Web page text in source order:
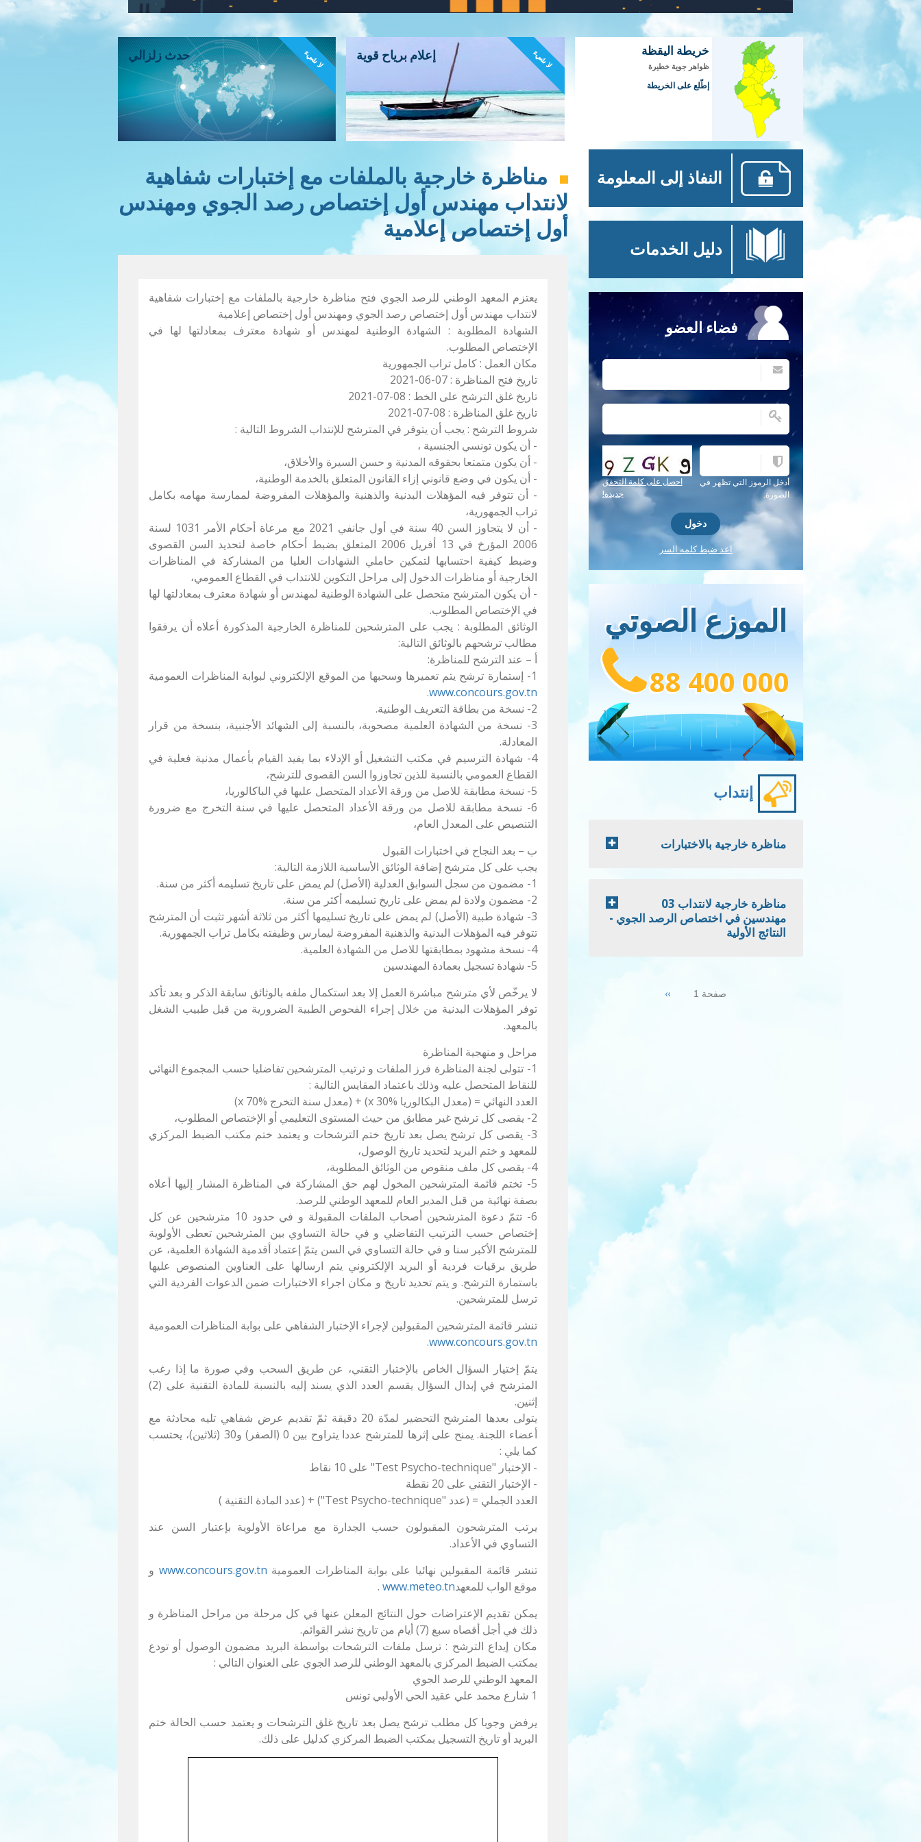
خريطة اليقظة
ظواهر جوية خطيرة
إطّلع على الخريطة
إعلام برياح قوية لا شيء حدث زلزالي لا شيء
مناظرة خارجية بالملفات مع إختبارات شفاهية
لانتداب مهندس أول إختصاص رصد الجوي ومهندس
أول إختصاص إعلامية
يعتزم المعهد الوطني للرصد الجوي فتح مناظرة خارجية بالملفات مع إختبارات شفاهية
لانتداب مهندس أول إختصاص رصد الجوي ومهندس أول إختصاص إعلامية
الشهادة المطلوبة : الشهادة الوطنية لمهندس أو شهادة معترف بمعادلتها لها في
الإختصاص المطلوب.
مكان العمل : كامل تراب الجمهورية
تاريخ فتح المناظرة : 07-06-2021
تاريخ غلق الترشح على الخط : 08-07-2021
تاريخ غلق المناظرة : 08-07-2021
شروط الترشح : يجب أن يتوفر في المترشح للإنتداب الشروط التالية :
- أن يكون تونسي الجنسية ،
- أن يكون متمتعا بحقوقه المدنية و حسن السيرة والأخلاق،
- أن يكون في وضع قانوني إزاء القانون المتعلق بالخدمة الوطنية،
- أن تتوفر فيه المؤهلات البدنية والذهنية والمؤهلات المفروضة لممارسة مهامه بكامل
تراب الجمهورية،
- أن لا يتجاوز السن 40 سنة في أول جانفي 2021 مع مرعاة أحكام الأمر 1031 لسنة
2006 المؤرخ في 13 أفريل 2006 المتعلق بضبط أحكام خاصة لتحديد السن القصوى
وضبط كيفية احتسابها لتمكين حاملي الشهادات العليا من المشاركة في المناظرات
الخارجية أو مناظرات الدخول إلى مراحل التكوين للانتداب في القطاع العمومي،
- أن يكون المترشح متحصل على الشهادة الوطنية لمهندس أو شهادة معترف بمعادلتها لها
في الإختصاص المطلوب.
الوثائق المطلوبة : يجب على المترشحين للمناظرة الخارجية المذكورة أعلاه أن يرفقوا
مطالب ترشحهم بالوثائق التالية:
أ – عند الترشح للمناظرة:
1- إستمارة ترشح يتم تعميرها وسحبها من الموقع الإلكتروني لبوابة المناظرات العمومية
www.concours.gov.tn
.
2- نسخة من بطاقة التعريف الوطنية.
3- نسخة من الشهادة العلمية مصحوبة، بالنسبة إلى الشهائد الأجنبية، بنسخة من قرار
المعادلة.
4- شهادة الترسيم في مكتب التشغيل أو الإدلاء بما يفيد القيام بأعمال مدنية فعلية في
القطاع العمومي بالنسبة للذين تجاوزوا السن القصوى للترشح،
5- نسخة مطابقة للاصل من ورقة الأعداد المتحصل عليها في الباكالوريا،
6- نسخة مطابقة للاصل من ورقة الأعداد المتحصل عليها في سنة التخرج مع ضرورة
التنصيص على المعدل العام،
ب – بعد النجاح في اختبارات القبول
يجب على كل مترشح إضافة الوثائق الأساسية اللازمة التالية:
1- مضمون من سجل السوابق العدلية (الأصل) لم يمض على تاريخ تسليمه أكثر من سنة.
2- مضمون ولادة لم يمض على تاريخ تسليمه أكثر من سنة.
3- شهادة طبية (الأصل) لم يمض على تاريخ تسليمها أكثر من ثلاثة أشهر تثبت أن المترشح
تتوفر فيه المؤهلات البدنية والذهنية المفروضة ليمارس وظيفته بكامل تراب الجمهورية.
4- نسخة مشهود بمطابقتها للاصل من الشهادة العلمية.
5- شهادة تسجيل بعمادة المهندسين
لا يرخّص لأي مترشح مباشرة العمل إلا بعد استكمال ملفه بالوثائق سابقة الذكر و بعد تأكد
توفر المؤهلات البدنية من خلال إجراء الفحوص الطبية الضرورية من قبل طبيب الشغل
بالمعهد.
مراحل و منهجية المناظرة
1- تتولى لجنة المناظرة فرز الملفات و ترتيب المترشحين تفاضليا حسب المجموع النهائي
للنقاط المتحصل عليه وذلك باعتماد المقايس التالية :
العدد النهائي = (معدل البكالوريا x 30%) + (معدل سنة التخرج x 70%)
2- يقصى كل ترشح غير مطابق من حيث المستوى التعليمي أو الإختصاص المطلوب،
3- يقصى كل ترشح يصل بعد تاريخ ختم الترشحات و يعتمد ختم مكتب الضبط المركزي
للمعهد و ختم البريد لتحديد تاريخ الوصول،
4- يقصى كل ملف منقوص من الوثائق المطلوبة،
5- تختم قائمة المترشحين المخول لهم حق المشاركة في المناظرة المشار إليها أعلاه
بصفة نهائية من قبل المدير العام للمعهد الوطني للرصد.
6- تتمّ دعوة المترشحين أصحاب الملفات المقبولة و في حدود 10 مترشحين عن كل
إختصاص حسب الترتيب التفاضلي و في حالة التساوي بين المترشحين تعطى الأولوية
للمترشح الأكبر سنا و في حالة التساوي في السن يتمّ إعتماد أقدمية الشهادة العلمية، عن
طريق برقيات فردية أو البريد الإلكتروني يتم ارسالها على العناوين المنصوص عليها
باستمارة الترشح. و يتم تحديد تاريخ و مكان اجراء الاختبارات ضمن الدعوات الفردية التي
ترسل للمترشحين.
تنشر قائمة المترشحين المقبولين لإجراء الإختبار الشفاهي على بوابة المناظرات العمومية
www.concours.gov.tn
.
يتمّ إختيار السؤال الخاص بالإختبار التقني، عن طريق السحب وفي صورة ما إذا رغب
المترشح في إبدال السؤال يقسم العدد الذي يسند إليه بالنسبة للمادة التقنية على (2)
إثنين.
يتولى بعدها المترشح التحضير لمدّة 20 دقيقة ثمّ تقديم عرض شفاهي تليه محادثة مع
أعضاء اللجنة. يمنح على إثرها للمترشح عددا يتراوح بين 0 (الصفر) و30 (ثلاثين)، يحتسب
كما يلي :
- الإختبار "Test Psycho-technique" على 10 نقاط
- الإختبار التقني على 20 نقطة
العدد الجملي = (عدد "Test Psycho-technique") + (عدد المادة التقنية )
يرتب المترشحون المقبولون حسب الجدارة مع مراعاة الأولوية بإعتبار السن عند
التساوي في الأعداد.
تنشر قائمة المقبولين نهائيا على بوابة المناظرات العمومية www.concours.gov.tn و
موقع الواب للمعهدwww.meteo.tn
.
يمكن تقديم الإعتراضات حول النتائج المعلن عنها في كل مرحلة من مراحل المناظرة و
ذلك في أجل أقصاه سبع (7) أيام من تاريخ نشر القوائم.
مكان إيداع الترشح : ترسل ملفات الترشحات بواسطة البريد مضمون الوصول أو تودع
بمكتب الضبط المركزي بالمعهد الوطني للرصد الجوي على العنوان التالي :
المعهد الوطني للرصد الجوي
1 شارع محمد علي عقيد الحي الأولبي تونس
يرفض وجوبا كل مطلب ترشح يصل بعد تاريخ غلق الترشحات و يعتمد حسب الحالة ختم
البريد أو تاريخ التسجيل بمكتب الضبط المركزي كدليل على ذلك.
النفاذ إلى المعلومة
دليل الخدمات
فضاء العضو
أدخل الرموز التي تظهر في
الصورة.
احصل على كلمة التحقق
جديدة!
اعد ضبط كلمه السر
الموزع الصوتي
88 400 000
إنتداب
مناظرة خارجية بالاختبارات
مناظرة خارجية لانتداب 03
مهندسين في اختصاص الرصد الجوي -
النتائج الأولية
صفحة 1 Next
››